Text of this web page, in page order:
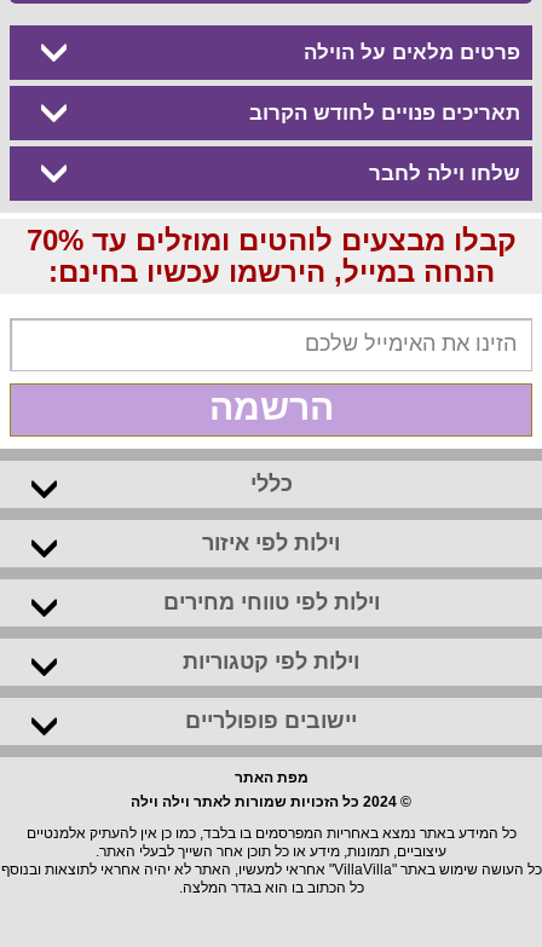
פרטים מלאים על הוילה
תאריכים פנויים לחודש הקרוב
שלחו וילה לחבר
קבלו מבצעים לוהטים ומוזלים עד 70%
הנחה במייל, הירשמו עכשיו בחינם:
הרשמה
כללי
וילות לפי איזור
וילות לפי טווחי מחירים
וילות לפי קטגוריות
יישובים פופולריים
מפת האתר
© 2024 כל הזכויות שמורות לאתר וילה וילה
כל המידע באתר נמצא באחריות המפרסמים בו בלבד, כמו כן אין להעתיק אלמנטיים
עיצוביים, תמונות, מידע או כל תוכן אחר השייך לבעלי האתר.
כל העושה שימוש באתר "VillaVilla" אחראי למעשיו, האתר לא יהיה אחראי לתוצאות ובנוסף
כל הכתוב בו הוא בגדר המלצה.